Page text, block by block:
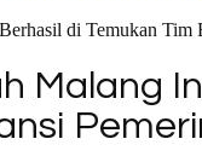
di Temukan Tim
Malang